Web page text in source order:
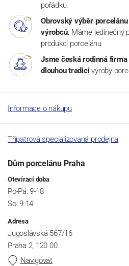
pořádku.
Obrovský výběr
výrobců. Máme jedinečný
produkci porcelánu
Jsme česká rodinná
dlouhou tradici výroby
Informace o nákupu
Třípatrová specializovaná prodejna
Dům porcelánu Praha
Otevírací doba
Po-Pá: 9-18
So: 9-14
Adresa
Jugoslávská 567/16
Praha 2, 120 00
Navigovat